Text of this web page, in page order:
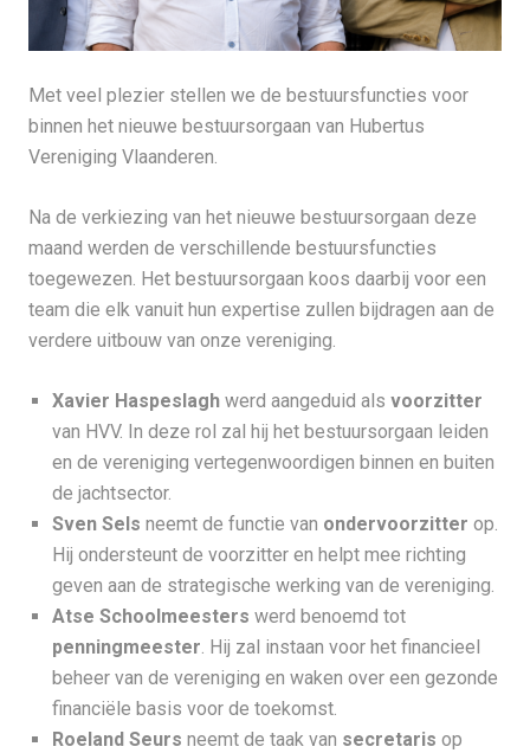
Met veel plezier stellen we de bestuursfuncties voor
binnen het nieuwe bestuursorgaan van Hubertus
Vereniging Vlaanderen.
Na de verkiezing van het nieuwe bestuursorgaan deze
maand werden de verschillende bestuursfuncties
toegewezen. Het bestuursorgaan koos daarbij voor een
team die elk vanuit hun expertise zullen bijdragen aan de
verdere uitbouw van onze vereniging.
Xavier Haspeslaghwerd aangeduid als voorzitter
van HVV. In deze rol zal hij het bestuursorgaan leiden
en de vereniging vertegenwoordigen binnen en buiten
de jachtsector.
Sven Sels neemt de functie van ondervoorzitter op.
Hij ondersteunt de voorzitter en helpt mee richting
geven aan de strategische werking van de vereniging.
Atse Schoolmeesters werd benoemd tot
penningmeester. Hij zal instaan voor het financieel
beheer van de vereniging en waken over een gezonde
financiële basis voor de toekomst.
Roeland Seurs neemt de taak van secretaris op